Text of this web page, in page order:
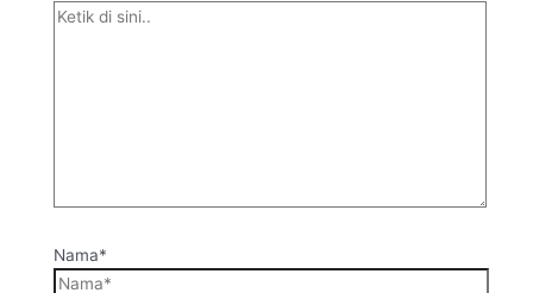
Nama*